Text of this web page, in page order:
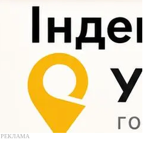
РЕКЛАМА